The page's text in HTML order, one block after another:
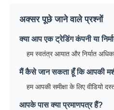
अक्सर पूछे जाने वाले प्रश्नों
क्या आप एक ट्रेडिंग कंपनी या
हम स्वतंत्र आयात और निर्यात
मैं कैसे जान सकता हूँ कि आपकी
हम आपकी समीक्षा के लिए वीडियो
आपके पास क्या प्रमाणपत्र हैं?